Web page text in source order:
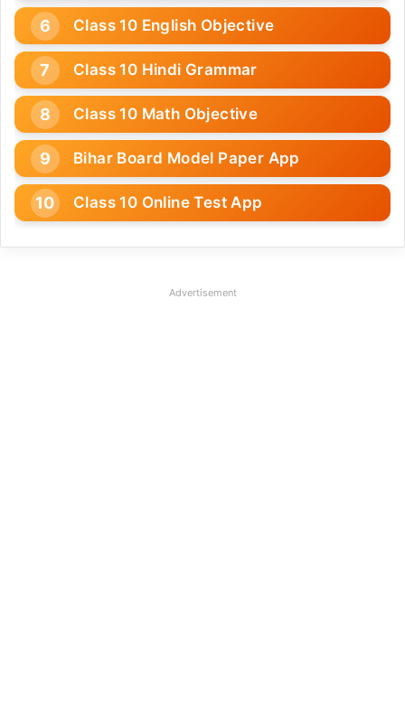
Class 10 English Objective
Class 10 Hindi Grammar
Class 10 Math Objective
Bihar Board Model Paper App
Class 10 Online Test App
Advertisement